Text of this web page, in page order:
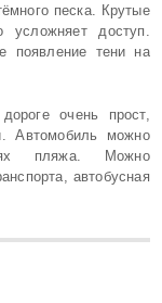
песка. Крутые
доступ.
появление тени на
очень прост,
Автомобиль можно
пляжа. Можно
автобусная